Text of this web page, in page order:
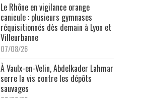
Le Rhône en vigilance orange
canicule : plusieurs gymnases
réquisitionnés dès demain à Lyon et
Villeurbanne
07/08/26
À Vaulx-en-Velin, Abdelkader Lahmar
serre la vis contre les dépôts
sauvages